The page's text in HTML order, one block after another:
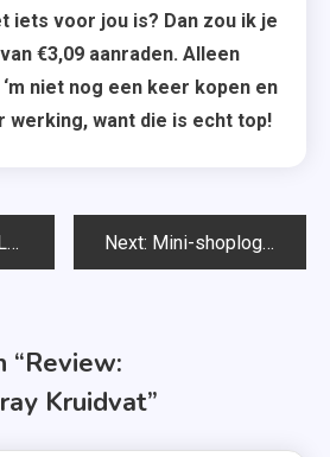
iets voor jou is? Dan zou ik je
€3,09 aanraden. Alleen
niet nog een keer kopen en
werking, want die is echt top!
Next: Mini-shoplog: Action en Kruidvat
“Review:
Kruidvat”